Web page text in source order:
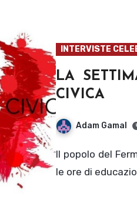
INTERVISTE
LA
CIVICA
Adam Gamal
Il popolo del Fermi appoggia la decisione di raccogliere
le ore di